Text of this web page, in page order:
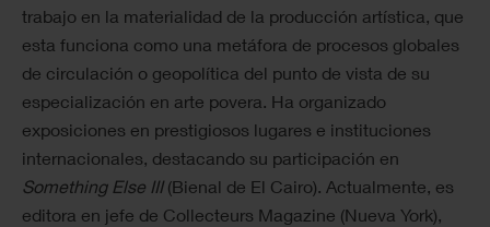
trabajo en la materialidad de la producción artística, que
esta funciona como una metáfora de procesos globales
de circulación o geopolítica del punto de vista de su
especialización en arte povera. Ha organizado
exposiciones en prestigiosos lugares e instituciones
internacionales, destacando su participación en
Something Else III(Bienal de El Cairo). Actualmente, es
editora en jefe de Collecteurs Magazine (Nueva York),